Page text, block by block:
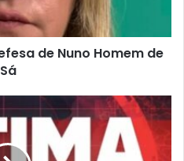
de Nuno Homem de
Sá